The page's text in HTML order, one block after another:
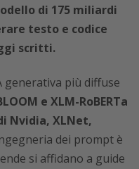
di 175 miliardi
testo e codice
scritti.
generativa più diffuse
e XLM-RoBERTa
Nvidia, XLNet,
dei prompt è
si affidano a guide